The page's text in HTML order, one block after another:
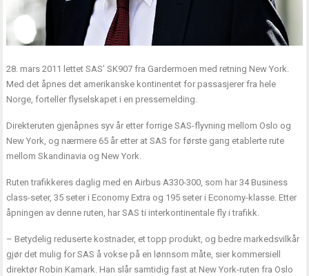
28. mars 2011 lettet SAS’ SK907 fra Gardermoen med retning New York.
Med det åpnes det amerikanske kontinentet for passasjerer fra hele
Norge, forteller flyselskapet i en pressemelding.
Direkteruten gjenåpnes syv år etter forrige SAS-flyvning mellom Oslo og
New York, og nærmere 65 år etter at SAS for første gang etablerte rute
mellom Skandinavia og New York.
Ruten trafikkeres daglig med en Airbus A330-300, som har 34 Business
class-seter, 35 seter i Economy Extra og 195 seter i Economy-klasse. Etter
åpningen av denne ruten, har SAS ti interkontinentale fly i trafikk.
– Betydelig reduserte kostnader, et topp produkt, og bedre markedsvilkår
gjør det mulig for SAS å vokse på en lønnsom måte, sier kommersiell
direktør Robin Kamark. Han slår samtidig fast at New York-ruten fra Oslo